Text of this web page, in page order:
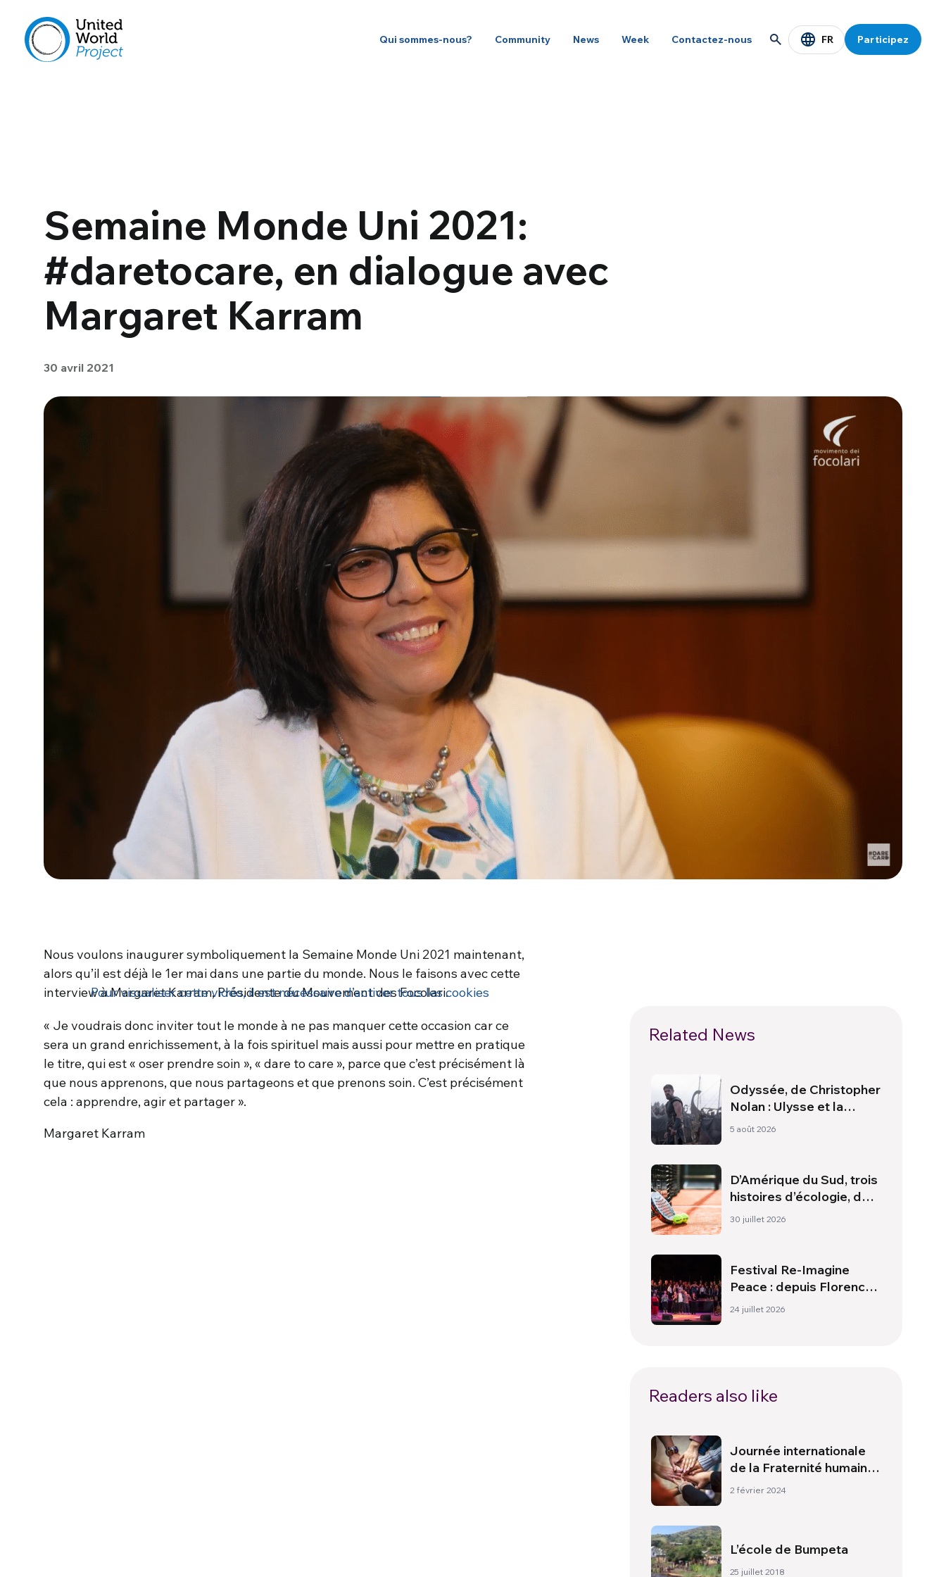
Qui sommes-nous? Community News Week Contactez-nous FR Participez
Semaine Monde Uni 2021:
#daretocare, en dialogue avec
Margaret Karram
30 avril 2021
Nous voulons inaugurer symboliquement la Semaine Monde Uni 2021 maintenant,
alors qu’il est déjà le 1er mai dans une partie du monde. Nous le faisons avec cette
interview à Margaret Karram, Présidente du Mouvement des Focolari.
Pour visualiser cette vidéo, il est nécessaire d’activer tous les cookies
« Je voudrais donc inviter tout le monde à ne pas manquer cette occasion car ce
sera un grand enrichissement, à la fois spirituel mais aussi pour mettre en pratique
le titre, qui est « oser prendre soin », « dare to care », parce que c’est précisément là
que nous apprenons, que nous partageons et que prenons soin. C’est précisément
cela : apprendre, agir et partager ».
Margaret Karram
Related News
Odyssée, de Christopher
Nolan : Ulysse et la
nécessité d’une nouvelle
5 août 2026
D’Amérique du Sud, trois
histoires d’écologie, de
sport et de santé
30 juillet 2026
Festival Re-Imagine
Peace : depuis Florence,
un hymne à la paix
24 juillet 2026
Readers also like
Journée internationale
de la Fraternité humaine
2024
2 février 2024
L’école de Bumpeta
25 juillet 2018